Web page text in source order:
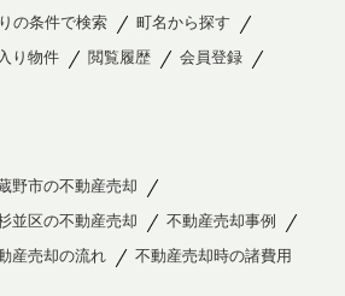
の条件で検索
町名から探す
り物件 閲覧履歴
会員登録
野市の不動産売却
並区の不動産売却
不動産売却事例
産売却の流れ 不動産売却時の諸費用